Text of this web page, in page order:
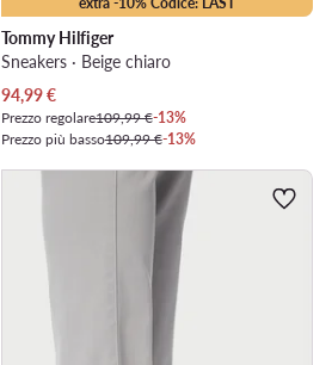
Tommy Hilfiger
Sneakers · Beige chiaro
Prezzo attuale
94,99€
Prezzo regolare109,99 €-13%
Prezzo più basso109,99 €-13%